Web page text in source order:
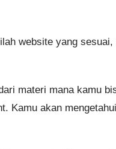
website yang
materi mana kamu
Kamu akan